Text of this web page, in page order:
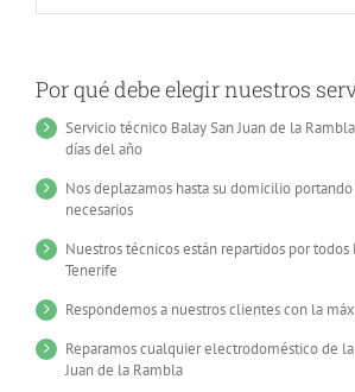
Por qué debe elegir nuestros
Servicio técnico Balay San Juan de la
días del año
Nos deplazamos hasta su domicilio
necesarios
Nuestros técnicos están repartidos por
Tenerife
Respondemos a nuestros clientes con la
Reparamos cualquier electrodoméstico de
Juan de la Rambla